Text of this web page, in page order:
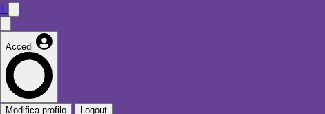
1
Accedi
Modifica profilo Logout